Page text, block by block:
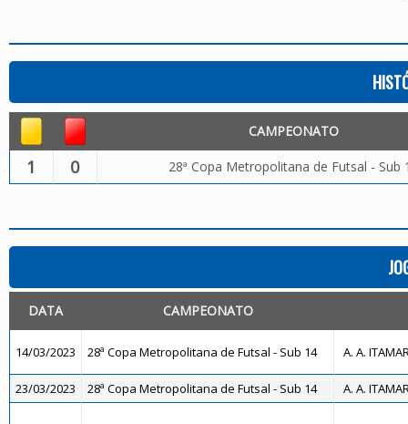
CAMPEONATO
1 0 28ª Copa Metropolitana de Futsal - Sub
DATA CAMPEONATO
14/03/2023 28ª Copa Metropolitana de Futsal - Sub 14 A. A.
23/03/2023 28ª Copa Metropolitana de Futsal - Sub 14 A. A.